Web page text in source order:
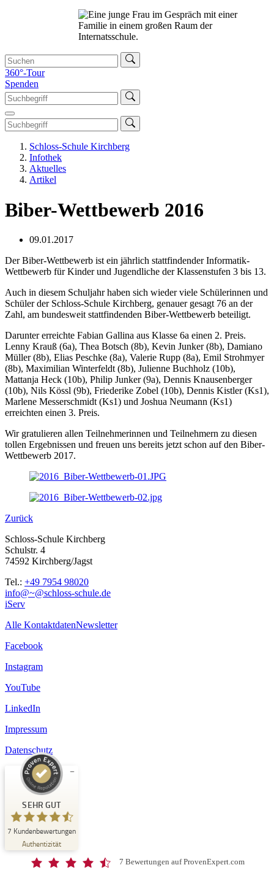
360°-Tour
Spenden
Schloss-Schule Kirchberg
Infothek
Aktuelles
Artikel
Biber-Wettbewerb 2016
09.01.2017
Der Biber-Wettbewerb ist ein jährlich stattfindender Informatik-
Wettbewerb für Kinder und Jugendliche der Klassenstufen 3 bis 13.
Auch in diesem Schuljahr haben sich wieder viele Schülerinnen und
Schüler der Schloss-Schule Kirchberg, genauer gesagt 76 an der
Zahl, am bundesweit stattfindenden Biber-Wettbewerb beteiligt.
Darunter erreichte Fabian Gallina aus Klasse 6a einen 2. Preis.
Lenny Krauß (6a), Thea Botsch (8b), Kevin Junker (8b), Damiano
Müller (8b), Elias Peschke (8a), Valerie Rupp (8a), Emil Strohmyer
(8b), Maximilian Winterfeldt (8b), Julienne Buchholz (10b),
Mattanja Heck (10b), Philip Junker (9a), Dennis Knausenberger
(10b), Nils Kössl (9b), Friederike Zobel (10b), Dennis Kistler (Ks1),
Marlene Messerschmidt (Ks1) und Joshua Neumann (Ks1)
erreichten einen 3. Preis.
Wir gratulieren allen Teilnehmerinnen und Teilnehmern zu diesen
tollen Ergebnissen und freuen uns bereits jetzt schon auf den Biber-
Wettbewerb 2017.
Zurück
Schloss-Schule Kirchberg
Schulstr. 4
74592 Kirchberg/Jagst
Tel.: +49 7954 98020
info@~@schloss-schule.de
iServ
Alle KontaktdatenNewsletter
Facebook
Instagram
YouTube
LinkedIn
Impressum
Datenschutz
SEHR GUT
7 Kundenbewertungen
Authentizität
Kundenbewertungen und Erfahrungen zu
Schloss-Schule Kirchberg
ProvenExpert.com
SEHR GUT
4,67
/
5,00 7 Bewertungen auf ProvenExpert.com